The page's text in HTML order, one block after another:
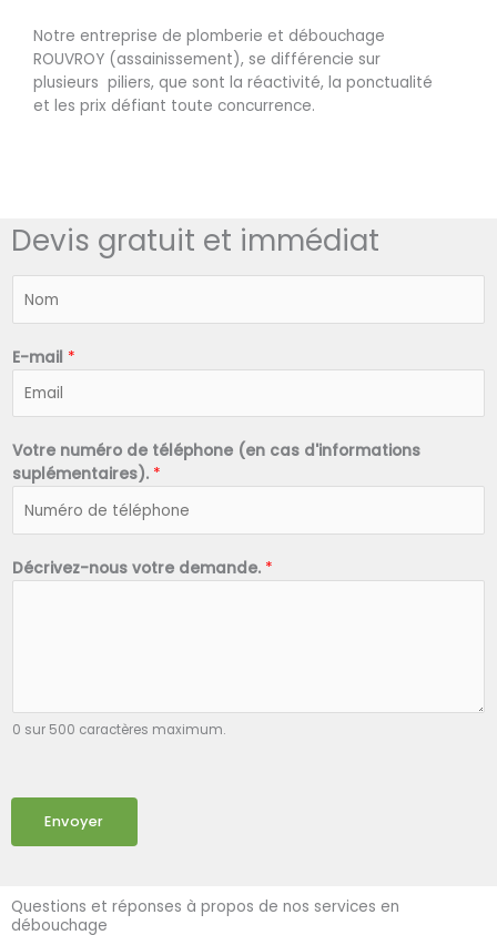
Notre entreprise de plomberie et débouchage
ROUVROY (assainissement), se différencie sur
plusieurs piliers, que sont la réactivité, la ponctualité
et les prix défiant toute concurrence.
Devis gratuit et immédiat
*
E-mail *
Votre numéro de téléphone (en cas d'informations
suplémentaires). *
Décrivez-nous votre demande. *
0 sur 500 caractères maximum.
Envoyer
Questions et réponses à propos de nos services en
débouchage